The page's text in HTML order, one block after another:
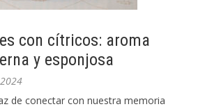
con cítricos: aroma
y esponjosa
de conectar con nuestra memoria